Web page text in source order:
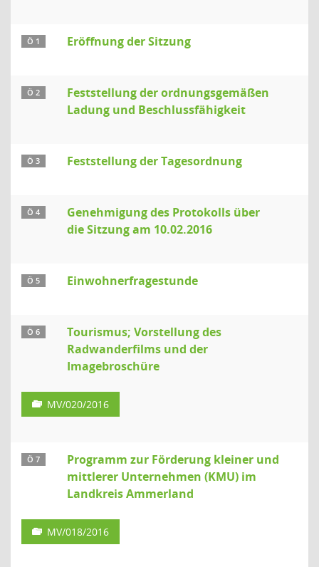
Ö 1 Eröffnung der Sitzung
Ö 2
Feststellung der ordnungsgemäßen
Ladung und Beschlussfähigkeit
Ö 3 Feststellung der Tagesordnung
Ö 4
Genehmigung des Protokolls über
die Sitzung am 10.02.2016
Ö 5 Einwohnerfragestunde
Ö 6
Tourismus; Vorstellung des
Radwanderfilms und der
Imagebroschüre
MV/020/2016
Ö 7
Programm zur Förderung kleiner und
mittlerer Unternehmen (KMU) im
Landkreis Ammerland
MV/018/2016